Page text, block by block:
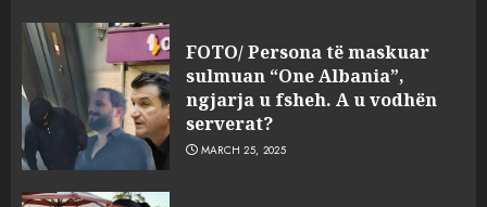
FOTO/ Persona të maskuar
sulmuan “One Albania”,
ngjarja u fsheh. A u vodhën
serverat?
MARCH 25, 2025